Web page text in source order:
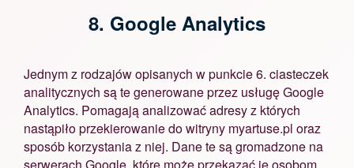
8. Google Analytics
Jednym z rodzajów opisanych w punkcie 6. ciasteczek
analitycznych są te generowane przez usługę Google
Analytics. Pomagają analizować adresy z których
nastąpiło przekierowanie do witryny myartuse.pl oraz
sposób korzystania z niej. Dane te są gromadzone na
serwerach Google, które może przekazać je osobom